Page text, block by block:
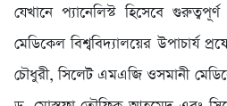
যেখানে প্যানেলিস্ট হিসেবে
মেডিকেল বিশ্ববিদ্যালয়ের উপাচার্য
চৌধুরী, সিলেট এমএজি ওসমানী